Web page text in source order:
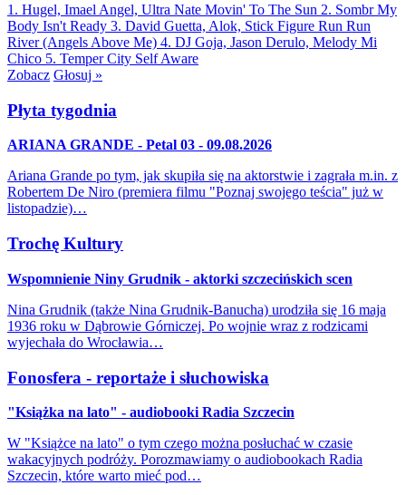
1. Hugel, Imael Angel, Ultra Nate Movin' To The Sun 2. Sombr My
Body Isn't Ready 3. David Guetta, Alok, Stick Figure Run Run
River (Angels Above Me) 4. DJ Goja, Jason Derulo, Melody Mi
Chico 5. Temper City Self Aware
Zobacz Głosuj »
Płyta tygodnia
ARIANA GRANDE - Petal 03 - 09.08.2026
Ariana Grande po tym, jak skupiła się na aktorstwie i zagrała m.in. z
Robertem De Niro (premiera filmu "Poznaj swojego teścia" już w
listopadzie)…
Trochę Kultury
Wspomnienie Niny Grudnik - aktorki szczecińskich scen
Nina Grudnik (także Nina Grudnik-Banucha) urodziła się 16 maja
1936 roku w Dąbrowie Górniczej. Po wojnie wraz z rodzicami
wyjechała do Wrocławia…
Fonosfera - reportaże i słuchowiska
"Książka na lato" - audiobooki Radia Szczecin
W "Książce na lato" o tym czego można posłuchać w czasie
wakacyjnych podróży. Porozmawiamy o audiobookach Radia
Szczecin, które warto mieć pod…